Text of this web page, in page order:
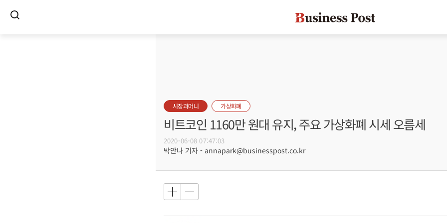
시장과머니 가상화폐
비트코인 1160만 원대 유지, 주요 가상화폐 시세 오름세
2020-06-08 07:47:03
박안나 기자 - annapark@businesspost.co.kr